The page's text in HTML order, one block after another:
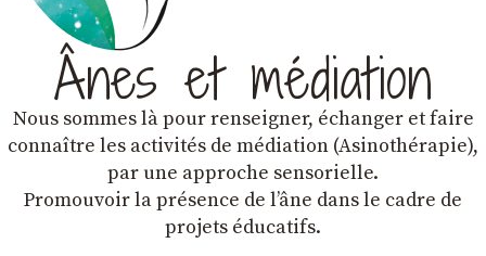
Ânes et médiation
Nous sommes là pour renseigner, échanger et faire
connaître les activités de médiation (Asinothérapie),
par une approche sensorielle.
Promouvoir la présence de lʼâne dans le cadre de
projets éducatifs.